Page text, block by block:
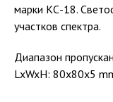
марки КС-18.
участков спектра.
Диапазон
LxWxH: 80x80x5